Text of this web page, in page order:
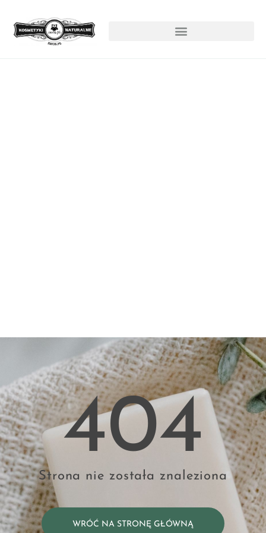
404
Strona nie została znaleziona
WRÓĆ NA STRONĘ GŁÓWNĄ